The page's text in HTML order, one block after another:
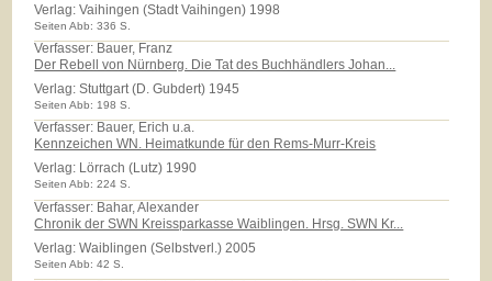
Verlag:Vaihingen (Stadt Vaihingen) 1998
Seiten Abb: 336 S.
Verfasser: Bauer, Franz
Der Rebell von Nürnberg. Die Tat des Buchhändlers Johan...
Verlag:Stuttgart (D. Gubdert) 1945
Seiten Abb: 198 S.
Verfasser: Bauer, Erich u.a.
Kennzeichen WN. Heimatkunde für den Rems-Murr-Kreis
Verlag: Lörrach (Lutz) 1990
Seiten Abb: 224 S.
Verfasser: Bahar, Alexander
Chronik der SWN Kreissparkasse Waiblingen. Hrsg. SWN Kr...
Verlag:Waiblingen (Selbstverl.) 2005
Seiten Abb: 42 S.